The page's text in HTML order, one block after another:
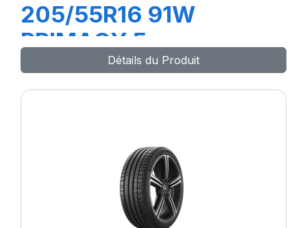
205/55R16 91W
PRIMACY 5
Détails du Produit